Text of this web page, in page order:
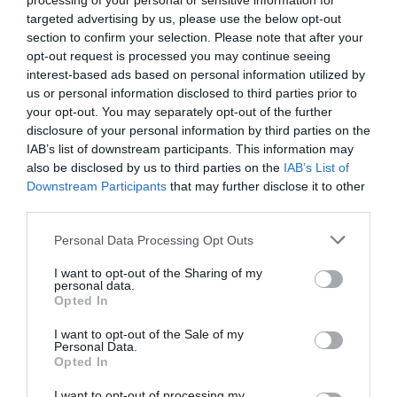
targeted advertising by us, please use the below opt-out
section to confirm your selection. Please note that after your
opt-out request is processed you may continue seeing
interest-based ads based on personal information utilized by
us or personal information disclosed to third parties prior to
your opt-out. You may separately opt-out of the further
disclosure of your personal information by third parties on the
IAB’s list of downstream participants. This information may
also be disclosed by us to third parties on the IAB’s List of
Downstream Participants that may further disclose it to other
Personal Data Processing Opt Outs
I want to opt-out of the Sharing of my
personal data.
Opted In
I want to opt-out of the Sale of my
Personal Data.
Opted In
Courier Center, η οποία με την υπηρεσία Clever
Point δίνει τη δυνατότητα στον καταναλωτή να
μην περιμένει να έρθει το δέμα στον χώρο του,
αλλά να το παραλαμβάνει όποτε τον εξυπηρετεί.
Εγγραφή στο
και την πολιτική απορρήτου